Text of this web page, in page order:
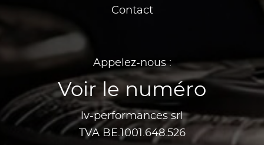
Contact
Appelez-nous :
Voir le numéro
lv-performances srl
TVA BE.1001.648.526